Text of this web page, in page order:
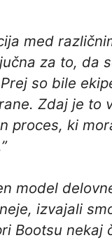
med
za to, da
so bile
Zdaj je to
proces, ki
izvajali
Bootsu nekaj